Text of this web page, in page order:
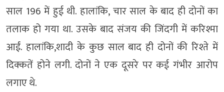
साल 196 में हुई थी. हालांकि, चार साल के बाद ही दोनों का
तलाक हो गया था. उसके बाद संजय की जिंदगी में करिश्मा
आईं. हालांकि,शादी के कुछ साल बाद ही दोनों की रिश्ते में
दिक्कतें होने लगी. दोनों ने एक दूसरे पर कई गंभीर आरोप
लगाए थे.